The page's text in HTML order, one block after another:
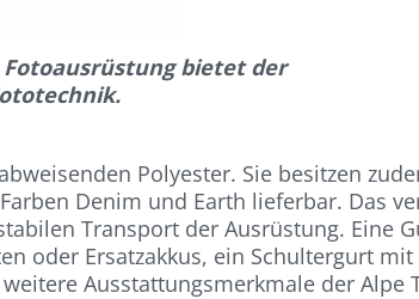
bietet der
Polyester. Sie besitzen
Denim und Earth lieferbar. Das
Transport der Ausrüstung. Eine
oder Ersatzakkus, ein Schultergurt
Ausstattungsmerkmale der Alpe